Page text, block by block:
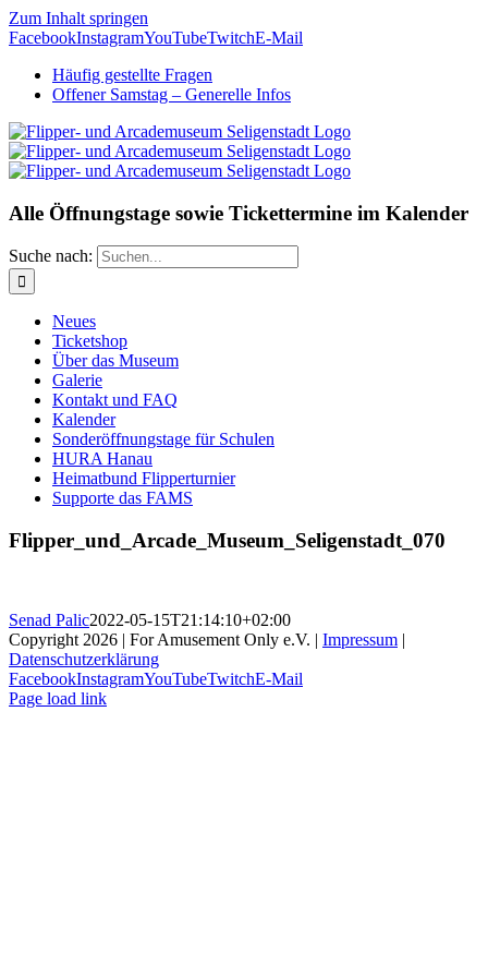
Zum Inhalt springen
FacebookInstagramYouTubeTwitchE-Mail
Häufig gestellte Fragen
Offener Samstag – Generelle Infos
Alle Öffnungstage sowie Tickettermine im Kalender
Suche nach:
Neues
Ticketshop
Über das Museum
Galerie
Kontakt und FAQ
Kalender
Sonderöffnungstage für Schulen
HURA Hanau
Heimatbund Flipperturnier
Supporte das FAMS
Flipper_und_Arcade_Museum_Seligenstadt_070
Senad Palic2022-05-15T21:14:10+02:00
Copyright 2026 | For Amusement Only e.V. | Impressum |
Datenschutzerklärung
FacebookInstagramYouTubeTwitchE-Mail
Page load link